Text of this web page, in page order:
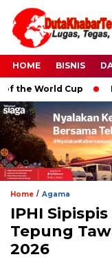
HOME BISNIS
World Cup
Home / Agama
IPHI
Tepung
2026